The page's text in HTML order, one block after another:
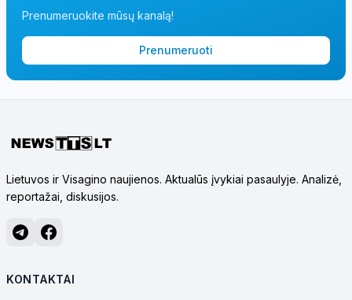
Prenumeruokite mūsų kanalą!
Prenumeruoti
Lietuvos ir Visagino naujienos. Aktualūs įvykiai pasaulyje. Analizė,
reportažai, diskusijos.
KONTAKTAI